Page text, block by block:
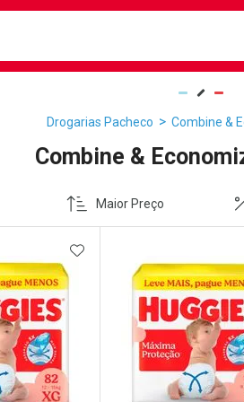
Drogarias Pacheco Combine &
Combine &
Maior Preço
ADICIONAR AOS